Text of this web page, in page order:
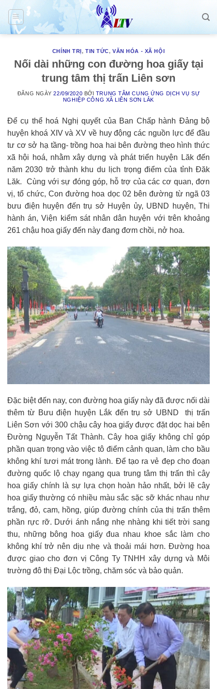
Skip
content
CHÍNH TRỊ,TIN TỨC,VĂN HÓA - XÃ HỘI
Nối dài những con đường hoa giấy tại
trung tâm thị trấn Liên sơn
ĐĂNG NGÀY22/09/2020 BỞI TRUNG TÂM CUNG ỨNG DỊCH VỤ SỰ
NGHIỆP CÔNG XÃ LIÊN SƠN LẮK
Để cụ thể hoá Nghị quyết của Ban Chấp hành Đảng bộ
huyện khoá XIV và XV về huy động các nguồn lực để đầu
tư cơ sở hạ tầng- trồng hoa hai bên đường theo hình thức
xã hội hoá, nhằm xây dựng và phát triển huyện Lăk đến
năm 2030 trở thành khu du lịch trọng điểm của tỉnh Đăk
Lăk. Cùng với sự đóng góp, hỗ trợ của các cơ quan, đơn
vị, tổ chức, Con đường hoa dọc 02 bên đường từ ngã 03
bưu điện huyện đến trụ sở Huyện ủy, UBND huyện, Thi
hành án, Viện kiểm sát nhân dân huyện với trên khoảng
261 chậu hoa giấy đến này đang đơm chồi, nở hoa.
Đặc biệt đến nay, con đường hoa giấy này đã được nối dài
thêm từ Bưu điện huyện Lắk đến trụ sở UBND thị trấn
Liên Sơn với 300 chậu cây hoa giấy được đặt dọc hai bên
Đường Nguyễn Tất Thành. Cây hoa giấy không chỉ góp
phần quan trọng vào việc tô điểm cảnh quan, làm cho bầu
không khí tươi mát trong lành. Để tạo ra vẻ đẹp cho đoạn
đường quốc lộ chạy ngang qua trung tâm thị trấn thì cây
hoa giấy chính là sự lựa chọn hoàn hảo nhất, bởi lẽ cây
hoa giấy thường có nhiều màu sắc sặc sỡ khác nhau như
trắng, đỏ, cam, hồng, giúp đường chính của thị trấn thêm
phần rực rỡ. Dưới ánh nắng nhẹ nhàng khi tiết trời sang
thu, những bông hoa giấy đua nhau khoe sắc làm cho
không khí trở nên dịu nhẹ và thoải mái hơn. Đường hoa
được giao cho đơn vị Công Ty TNHH xây dựng và Môi
trường đô thị Đại Lộc trồng, chăm sóc và bảo quản.